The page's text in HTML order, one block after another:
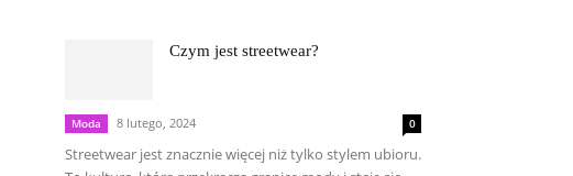
Czym jest streetwear?
Moda 8 lutego, 2024 0
Streetwear jest znacznie więcej niż tylko stylem ubioru.